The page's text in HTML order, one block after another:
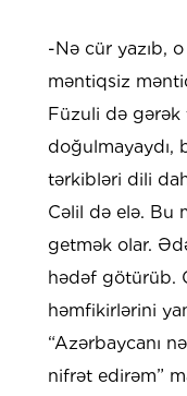
-Nə cür yazıb,
məntiqsiz
Füzuli də
doğulmayaydı,
tərkibləri dili
Cəlil də elə. Bu
getmək olar.
hədəf götürüb.
həmfikirlərini
“Azərbaycanı
nifrət edirəm”